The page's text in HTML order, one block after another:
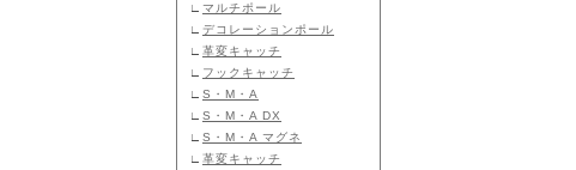
∟ マルチポール
∟ デコレーションポール
∟ 革変キャッチ
∟ フックキャッチ
∟ S・M・A
∟ S・M・A DX
∟ S・M・A マグネ
∟ 革変キャッチ